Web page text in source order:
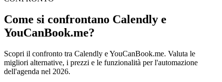
Come si confrontano Calendly e
YouCanBook.me?
Scopri il confronto tra Calendly e YouCanBook.me. Valuta le
migliori alternative, i prezzi e le funzionalità per l'automazione
dell'agenda nel 2026.